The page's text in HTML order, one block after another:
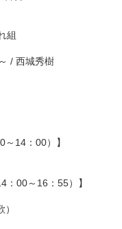
組
/ 西城秀樹
～14：00）】
：00～16：55）】